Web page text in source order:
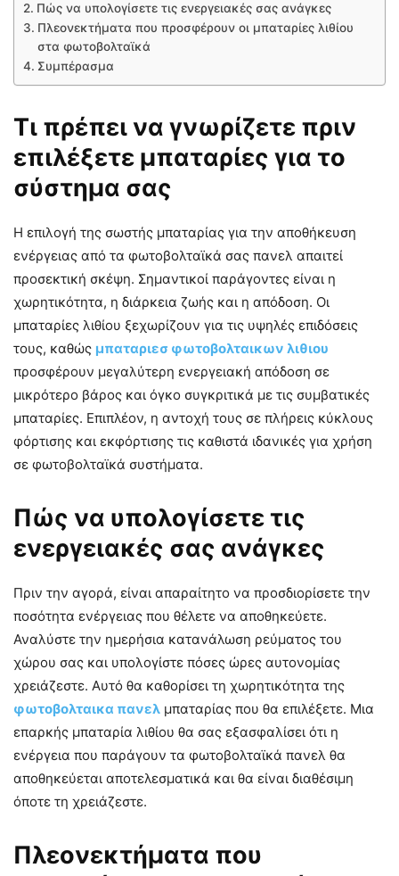
Πώς να υπολογίσετε τις ενεργειακές σας ανάγκες
Πλεονεκτήματα που προσφέρουν οι μπαταρίες λιθίου
στα φωτοβολταϊκά
Συμπέρασμα
Τι πρέπει να γνωρίζετε πριν
επιλέξετε μπαταρίες για το
σύστημα σας
Η επιλογή της σωστής μπαταρίας για την αποθήκευση
ενέργειας από τα φωτοβολταϊκά σας πανελ απαιτεί
προσεκτική σκέψη. Σημαντικοί παράγοντες είναι η
χωρητικότητα, η διάρκεια ζωής και η απόδοση. Οι
μπαταρίες λιθίου ξεχωρίζουν για τις υψηλές επιδόσεις
τους, καθώς μπαταριεσ φωτοβολταικων λιθιου
προσφέρουν μεγαλύτερη ενεργειακή απόδοση σε
μικρότερο βάρος και όγκο συγκριτικά με τις συμβατικές
μπαταρίες. Επιπλέον, η αντοχή τους σε πλήρεις κύκλους
φόρτισης και εκφόρτισης τις καθιστά ιδανικές για χρήση
σε φωτοβολταϊκά συστήματα.
Πώς να υπολογίσετε τις
ενεργειακές σας ανάγκες
Πριν την αγορά, είναι απαραίτητο να προσδιορίσετε την
ποσότητα ενέργειας που θέλετε να αποθηκεύετε.
Αναλύστε την ημερήσια κατανάλωση ρεύματος του
χώρου σας και υπολογίστε πόσες ώρες αυτονομίας
χρειάζεστε. Αυτό θα καθορίσει τη χωρητικότητα της
φωτοβολταικα πανελ μπαταρίας που θα επιλέξετε. Μια
επαρκής μπαταρία λιθίου θα σας εξασφαλίσει ότι η
ενέργεια που παράγουν τα φωτοβολταϊκά πανελ θα
αποθηκεύεται αποτελεσματικά και θα είναι διαθέσιμη
όποτε τη χρειάζεστε.
Πλεονεκτήματα που